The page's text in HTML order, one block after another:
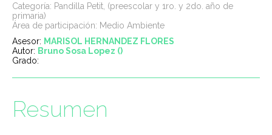
Categoría: Pandilla Petit, (preescolar y 1ro. y 2do. año de
primaria)
Área de participación: Medio Ambiente
Asesor: MARISOL HERNANDEZ FLORES
Autor: Bruno Sosa Lopez ()
Grado:
Resumen